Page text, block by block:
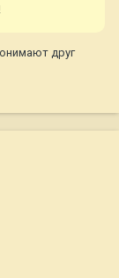
друг